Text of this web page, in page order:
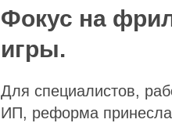
Фокус на
игры.
Для специалистов,
ИП, реформа